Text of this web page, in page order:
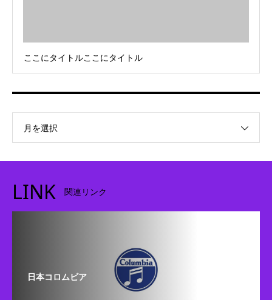
ここにタイトルここにタイトル
月を選択
LINK 関連リンク
日本コロムビア